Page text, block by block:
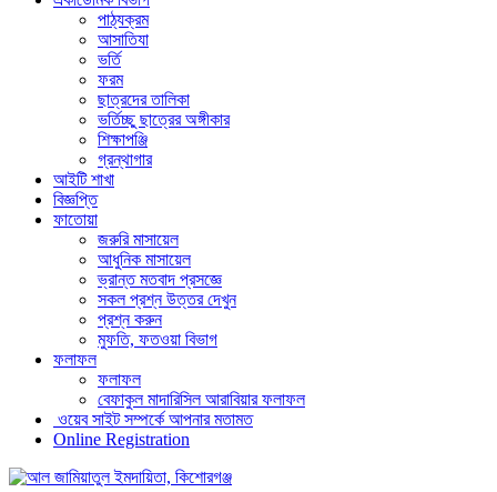
পাঠ্যক্রম
আসাতিযা
ভর্তি
ফরম
ছাত্রদের তালিকা
ভর্তিচ্ছু ছাত্রের অঙ্গীকার
শিক্ষাপঞ্জি
গ্রন্থাগার
আইটি শাখা
বিজ্ঞপ্তি
ফাতোয়া
জরুরি মাসায়েল
আধুনিক মাসায়েল
ভ্রান্ত মতবাদ প্রসজ্ঞে
সকল প্রশ্ন উত্তর দেখুন
প্রশ্ন করুন
মুফতি, ফতওয়া বিভাগ
ফলাফল
ফলাফল
বেফাকুল মাদারিসিল আরাবিয়ার ফলাফল
ওয়েব সাইট সম্পর্কে আপনার মতামত
Online Registration